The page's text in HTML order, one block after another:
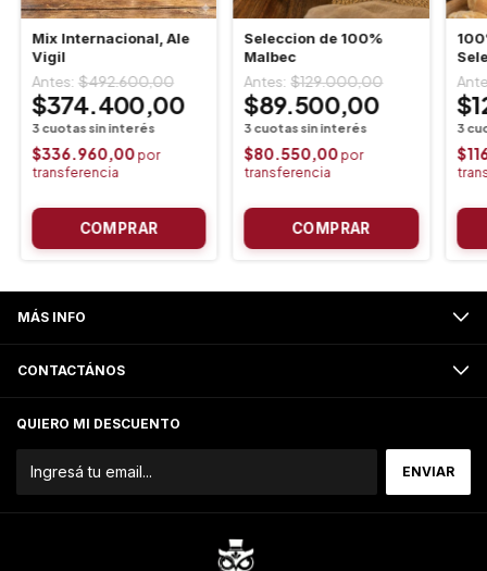
Mix Internacional, Ale
Vigil
$374.400,00
$492.600,00
$336.960,00
Seleccion de 100%
Malbec
$89.500,00
$129.000,00
$80.550,00
MÁS INFO
CONTACTÁNOS
QUIERO MI DESCUENTO